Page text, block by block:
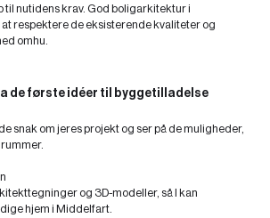
til nutidens krav. God boligarkitektur i
respektere de eksisterende kvaliteter og
omhu.
de første idéer til byggetilladelse
snak om jeres projekt og ser på de muligheder,
og 3D-modeller, så I kan
hjem i Middelfart.